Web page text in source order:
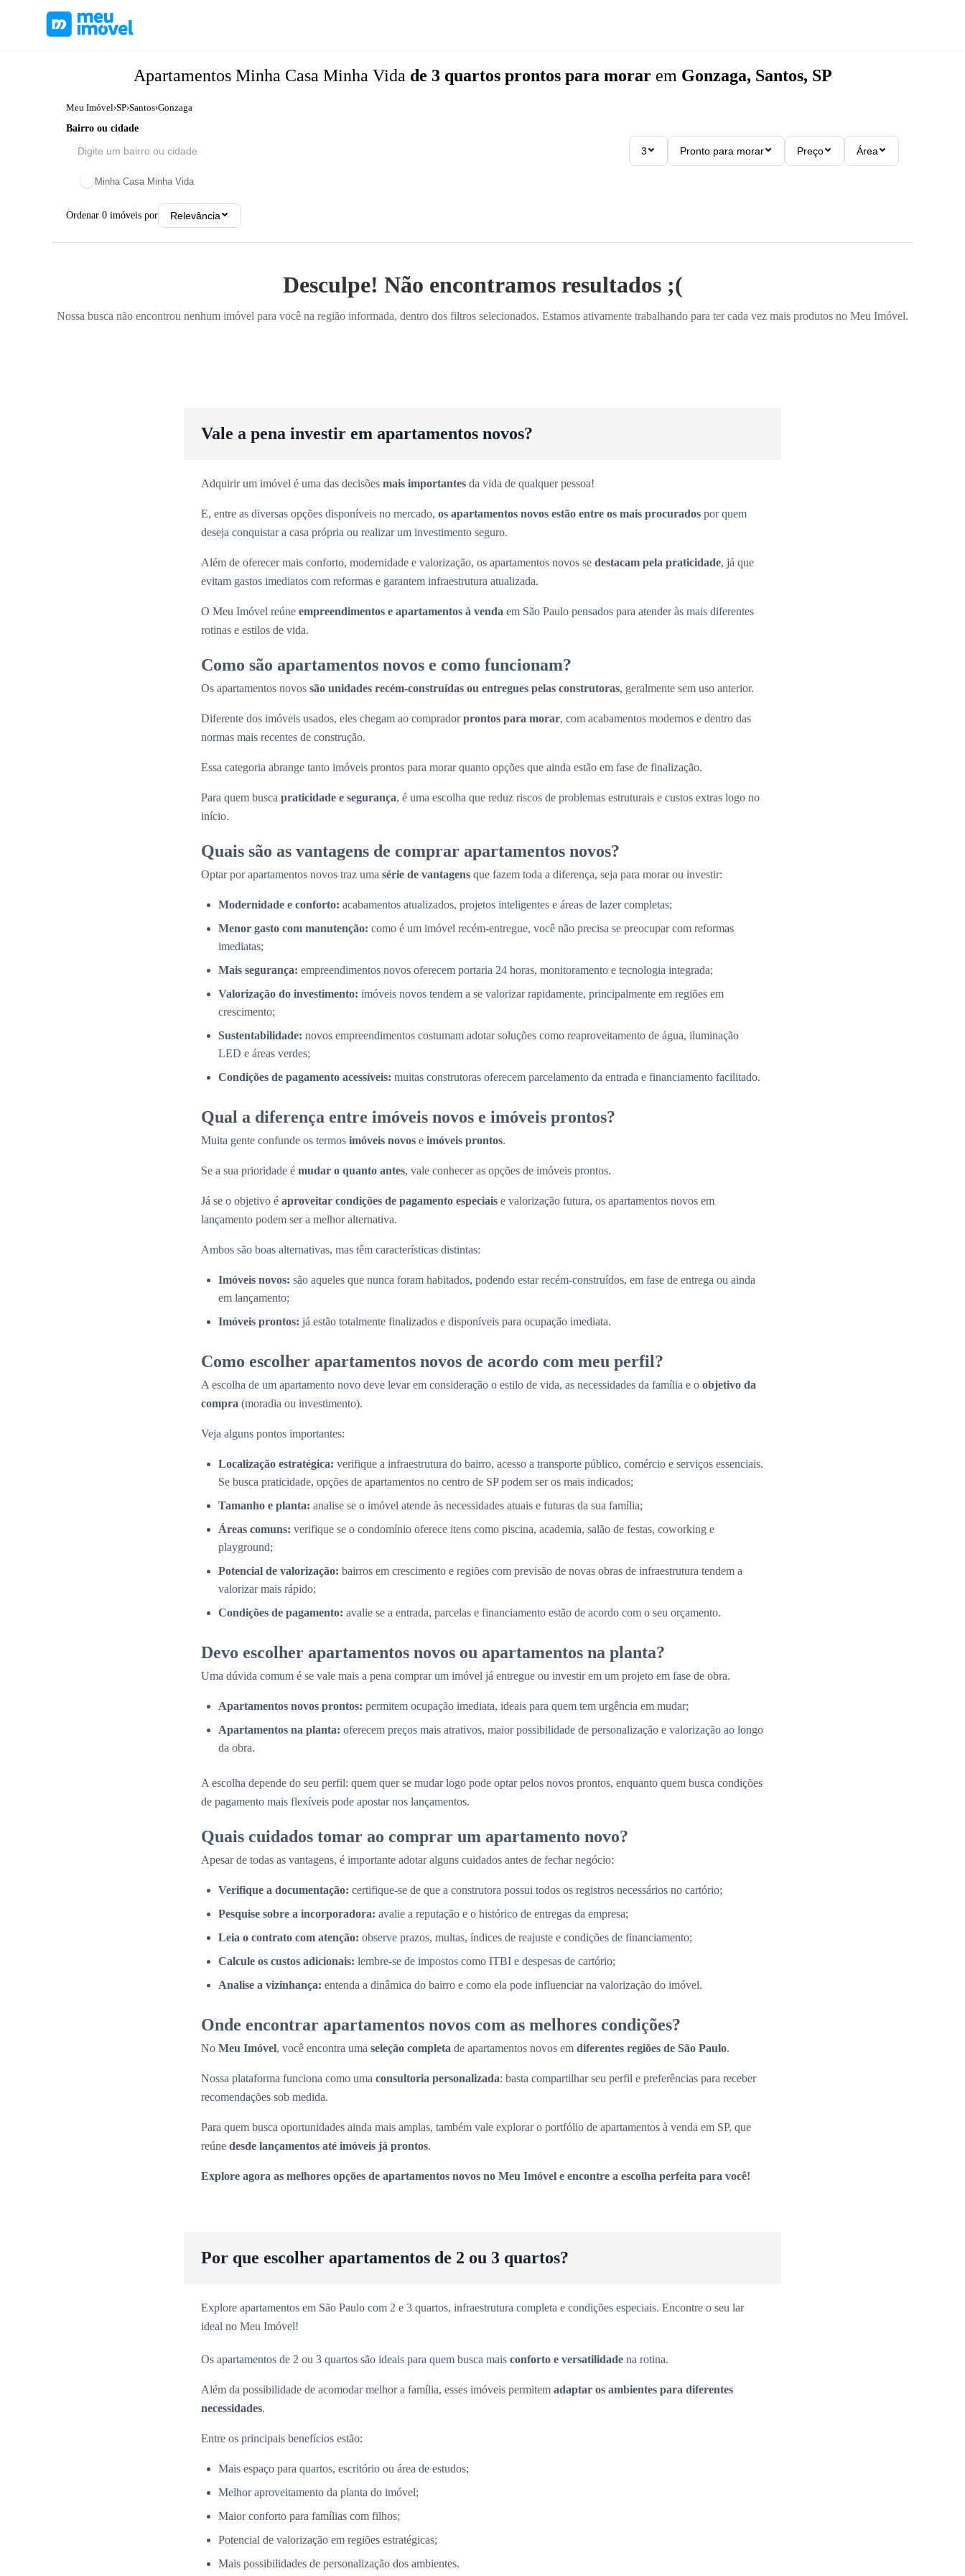
Apartamentos Minha Casa Minha Vida de 3 quartos prontos para morar em Gonzaga, Santos, SP
Meu Imóvel›SP›Santos›Gonzaga
Bairro ou cidade
3 Pronto para morar Preço Área
Minha Casa Minha Vida
Ordenar 0 imóveis por Relevância
Desculpe! Não encontramos resultados ;(
Nossa busca não encontrou nenhum imóvel para você na região informada, dentro dos filtros selecionados. Estamos ativamente trabalhando para ter cada vez mais produtos no Meu Imóvel.
Vale a pena investir em apartamentos novos?
Adquirir um imóvel é uma das decisões mais importantes da vida de qualquer pessoa!
E, entre as diversas opções disponíveis no mercado, os apartamentos novos estão entre os mais procurados por quem
deseja conquistar a casa própria ou realizar um investimento seguro.
Além de oferecer mais conforto, modernidade e valorização, os apartamentos novos se destacam pela praticidade, já que
evitam gastos imediatos com reformas e garantem infraestrutura atualizada.
O Meu Imóvel reúne empreendimentos e apartamentos à venda em São Paulo pensados para atender às mais diferentes
rotinas e estilos de vida.
Como são apartamentos novos e como funcionam?
Os apartamentos novos são unidades recém-construídas ou entregues pelas construtoras, geralmente sem uso anterior.
Diferente dos imóveis usados, eles chegam ao compradorprontos para morar, com acabamentos modernos e dentro das
normas mais recentes de construção.
Essa categoria abrange tanto imóveis prontos para morar quanto opções que ainda estão em fase de finalização.
Para quem busca praticidade e segurança, é uma escolha que reduz riscos de problemas estruturais e custos extras logo no
início.
Quais são as vantagens de comprar apartamentos novos?
Optar por apartamentos novos traz uma série de vantagens que fazem toda a diferença, seja para morar ou investir:
Modernidade e conforto: acabamentos atualizados, projetos inteligentes e áreas de lazer completas;
Menor gasto com manutenção: como é um imóvel recém-entregue, você não precisa se preocupar com reformas
imediatas;
Mais segurança: empreendimentos novos oferecem portaria 24 horas, monitoramento e tecnologia integrada;
Valorização do investimento: imóveis novos tendem a se valorizar rapidamente, principalmente em regiões em
crescimento;
Sustentabilidade: novos empreendimentos costumam adotar soluções como reaproveitamento de água, iluminação
LED e áreas verdes;
Condições de pagamento acessíveis: muitas construtoras oferecem parcelamento da entrada e financiamento facilitado.
Qual a diferença entre imóveis novos e imóveis prontos?
Muita gente confunde os termos imóveis novos e imóveis prontos.
Se a sua prioridade é mudar o quanto antes, vale conhecer as opções de imóveis prontos.
Já se o objetivo é aproveitar condições de pagamento especiais e valorização futura, os apartamentos novos em
lançamento podem ser a melhor alternativa.
Ambos são boas alternativas, mas têm características distintas:
Imóveis novos: são aqueles que nunca foram habitados, podendo estar recém-construídos, em fase de entrega ou ainda
em lançamento;
Imóveis prontos: já estão totalmente finalizados e disponíveis para ocupação imediata.
Como escolher apartamentos novos de acordo com meu perfil?
A escolha de um apartamento novo deve levar em consideração o estilo de vida, as necessidades da família e o objetivo da
compra (moradia ou investimento).
Veja alguns pontos importantes:
Localização estratégica: verifique a infraestrutura do bairro, acesso a transporte público, comércio e serviços essenciais.
Se busca praticidade, opções de apartamentos no centro de SP podem ser os mais indicados;
Tamanho e planta: analise se o imóvel atende às necessidades atuais e futuras da sua família;
Áreas comuns: verifique se o condomínio oferece itens como piscina, academia, salão de festas, coworking e
playground;
Potencial de valorização: bairros em crescimento e regiões com previsão de novas obras de infraestrutura tendem a
valorizar mais rápido;
Condições de pagamento: avalie se a entrada, parcelas e financiamento estão de acordo com o seu orçamento.
Devo escolher apartamentos novos ou apartamentos na planta?
Uma dúvida comum é se vale mais a pena comprar um imóvel já entregue ou investir em um projeto em fase de obra.
Apartamentos novos prontos: permitem ocupação imediata, ideais para quem tem urgência em mudar;
Apartamentos na planta: oferecem preços mais atrativos, maior possibilidade de personalização e valorização ao longo
da obra.
A escolha depende do seu perfil: quem quer se mudar logo pode optar pelos novos prontos, enquanto quem busca condições
de pagamento mais flexíveis pode apostar nos lançamentos.
Quais cuidados tomar ao comprar um apartamento novo?
Apesar de todas as vantagens, é importante adotar alguns cuidados antes de fechar negócio:
Verifique a documentação: certifique-se de que a construtora possui todos os registros necessários no cartório;
Pesquise sobre a incorporadora: avalie a reputação e o histórico de entregas da empresa;
Leia o contrato com atenção: observe prazos, multas, índices de reajuste e condições de financiamento;
Calcule os custos adicionais: lembre-se de impostos como ITBI e despesas de cartório;
Analise a vizinhança: entenda a dinâmica do bairro e como ela pode influenciar na valorização do imóvel.
Onde encontrar apartamentos novos com as melhores condições?
No Meu Imóvel, você encontra uma seleção completa de apartamentos novos em diferentes regiões de São Paulo.
Nossa plataforma funciona como uma consultoria personalizada: basta compartilhar seu perfil e preferências para receber
recomendações sob medida.
Para quem busca oportunidades ainda mais amplas, também vale explorar o portfólio de apartamentos à venda em SP, que
reúne desde lançamentos até imóveis já prontos.
Explore agora as melhores opções de apartamentos novos no Meu Imóvel e encontre a escolha perfeita para você!
Por que escolher apartamentos de 2 ou 3 quartos?
Explore apartamentos em São Paulo com 2 e 3 quartos, infraestrutura completa e condições especiais. Encontre o seu lar
ideal no Meu Imóvel!
Os apartamentos de 2 ou 3 quartos são ideais para quem busca mais conforto e versatilidade na rotina.
Além da possibilidade de acomodar melhor a família, esses imóveis permitem adaptar os ambientes para diferentes
necessidades.
Entre os principais benefícios estão:
Mais espaço para quartos, escritório ou área de estudos;
Melhor aproveitamento da planta do imóvel;
Maior conforto para famílias com filhos;
Potencial de valorização em regiões estratégicas;
Mais possibilidades de personalização dos ambientes.